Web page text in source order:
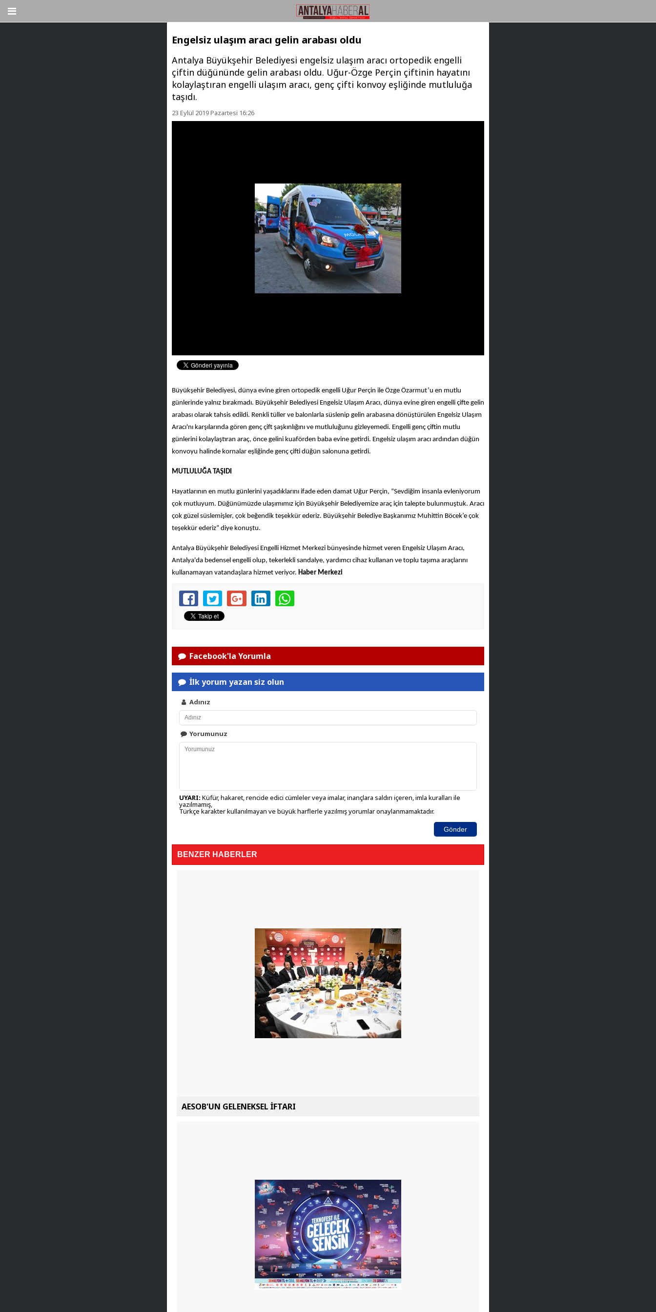
Engelsiz ulaşım aracı gelin arabası oldu
Antalya Büyükşehir Belediyesi engelsiz ulaşım aracı ortopedik engelli
çiftin düğününde gelin arabası oldu. Uğur-Özge Perçin çiftinin hayatını
kolaylaştıran engelli ulaşım aracı, genç çifti konvoy eşliğinde mutluluğa
taşıdı.
23 Eylül 2019 Pazartesi 16:26
Büyükşehir Belediyesi, dünya evine giren ortopedik engelli Uğur Perçin ile Özge Özarmut’u en mutlu
günlerinde yalnız bırakmadı. Büyükşehir Belediyesi Engelsiz Ulaşım Aracı, dünya evine giren engelli çifte gelin
arabası olarak tahsis edildi. Renkli tüller ve balonlarla süslenip gelin arabasına dönüştürülen Engelsiz Ulaşım
Aracı'nı karşılarında gören genç çift şaşkınlığını ve mutluluğunu gizleyemedi. Engelli genç çiftin mutlu
günlerini kolaylaştıran araç, önce gelini kuaförden baba evine getirdi. Engelsiz ulaşım aracı ardından düğün
konvoyu halinde kornalar eşliğinde genç çifti düğün salonuna getirdi.
MUTLULUĞA TAŞIDI
Hayatlarının en mutlu günlerini yaşadıklarını ifade eden damat Uğur Perçin, “Sevdiğim insanla evleniyorum
çok mutluyum. Düğünümüzde ulaşımımız için Büyükşehir Belediyemize araç için talepte bulunmuştuk. Aracı
çok güzel süslemişler, çok beğendik teşekkür ederiz. Büyükşehir Belediye Başkanımız Muhittin Böcek’e çok
teşekkür ederiz” diye konuştu.
Antalya Büyükşehir Belediyesi Engelli Hizmet Merkezi bünyesinde hizmet veren Engelsiz Ulaşım Aracı,
Antalya'da bedensel engelli olup, tekerlekli sandalye, yardımcı cihaz kullanan ve toplu taşıma araçlarını
kullanamayan vatandaşlara hizmet veriyor. Haber Merkezi
Facebook'la Yorumla
İlk yorum yazan siz olun
Adınız
Yorumunuz
UYARI: Küfür, hakaret, rencide edici cümleler veya imalar, inançlara saldırı içeren, imla kuralları ile
yazılmamış,
Türkçe karakter kullanılmayan ve büyük harflerle yazılmış yorumlar onaylanmamaktadır.
Gönder
BENZER HABERLER
AESOB'UN GELENEKSEL İFTARI